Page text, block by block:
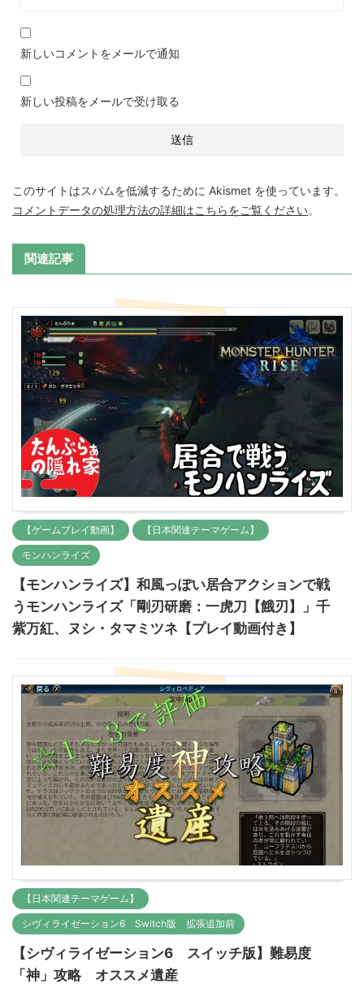
新しいコメントをメールで通知
新しい投稿をメールで受け取る
このサイトはスパムを低減するために Akismet を使っています。
コメントデータの処理方法の詳細はこちらをご覧ください。
関連記事
【ゲームプレイ動画】 【日本関連テーマゲーム】
モンハンライズ
【モンハンライズ】和風っぽい居合アクションで戦
うモンハンライズ「剛刃研磨：一虎刀【餓刃】」千
紫万紅、ヌシ・タマミツネ【プレイ動画付き】
【日本関連テーマゲーム】
シヴィライゼーション6 Switch版 拡張追加前
【シヴィライゼーション6 スイッチ版】難易度
「神」攻略 オススメ遺産